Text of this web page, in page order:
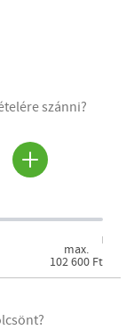
szánni?
max.
102 600 Ft